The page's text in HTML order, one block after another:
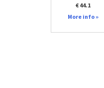
€ 44.1
More info »